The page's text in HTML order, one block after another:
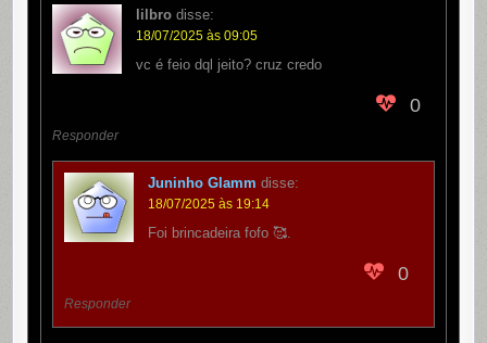
lilbro disse:
18/07/2025 às 09:05
vc é feio dql jeito? cruz credo
0
Responder
Juninho Glamm disse:
18/07/2025 às 19:14
Foi brincadeira fofo 🥰.
0
Responder